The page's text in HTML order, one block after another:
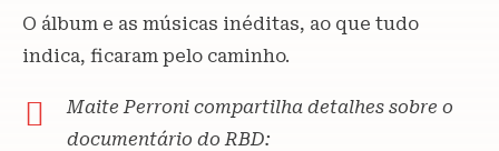
O álbum e as músicas inéditas, ao que tudo
indica, ficaram pelo caminho.
Maite Perroni compartilha detalhes sobre o
documentário do RBD: